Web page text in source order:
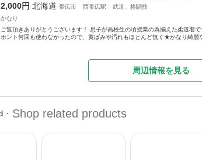
2,000円 北海道 帯広市 西帯広駅
武道、格闘技
かなり
ご覧頂きありがとうございます！ 息子が高校生の頃授業の為揃えた柔道着
ホント何回も使わなかったので、黄ばみや汚れもほとんど無く★かなり綺麗
周辺情報を見る